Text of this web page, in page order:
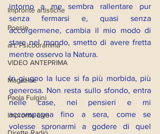
Impronte artistiche
Poesie
art. Psicodramma
VIDEO ANTEPRIMA
Magazine
Paola Fulgini
Impronte Live
intorno a me sembra rallentare pur
senza fermarsi e, quasi senza
accorgermene, cambia il mio modo di
stare nel mondo, smetto di avere fretta
mentre osservo la Natura.
In giugno la luce si fa più morbida, più
generosa. Non resta sullo sfondo, entra
nelle case, nei pensieri e mi
accompagna fino a sera, come se
volesse spronarmi a godere di quel